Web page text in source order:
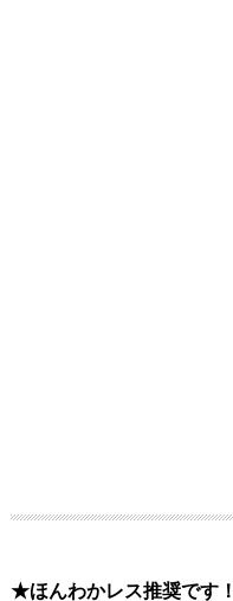
★ほんわかレス推奨です！